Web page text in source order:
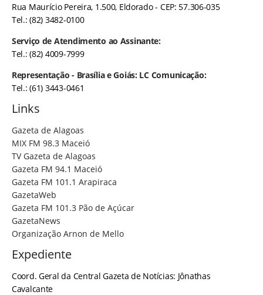
Rua Maurício Pereira, 1.500, Eldorado - CEP: 57.306-035
Tel.: (82) 3482-0100
Serviço de Atendimento ao Assinante:
Tel.: (82) 4009-7999
Representação - Brasília e Goiás: LC Comunicação:
Tel.: (61) 3443-0461
Links
Gazeta de Alagoas
MIX FM 98.3 Maceió
TV Gazeta de Alagoas
Gazeta FM 94.1 Maceió
Gazeta FM 101.1 Arapiraca
GazetaWeb
Gazeta FM 101.3 Pão de Açúcar
GazetaNews
Organização Arnon de Mello
Expediente
Coord. Geral da Central Gazeta de Notícias: Jônathas
Cavalcante